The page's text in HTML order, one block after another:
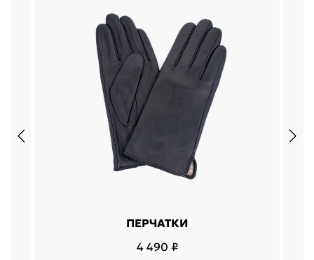
ПЕРЧАТКИ
4 490 ₽